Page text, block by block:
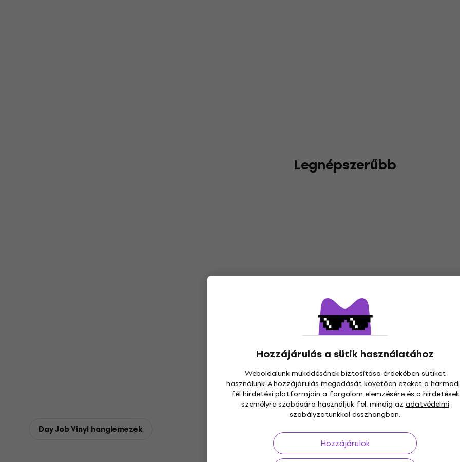
Hozzájárulás a sütik használatához
Weboldalunk működésének biztosítása érdekében sütiket
használunk. A hozzájárulás megadását követően ezeket a
fél hirdetési platformjain a forgalom elemzésére és a hirdetések
személyre szabására használjuk fel, mindig az adatvédelmi
szabályzatunkkal összhangban.
Hozzájárulok
Legnépszerűbb
Day Job Vinyl hanglemezek